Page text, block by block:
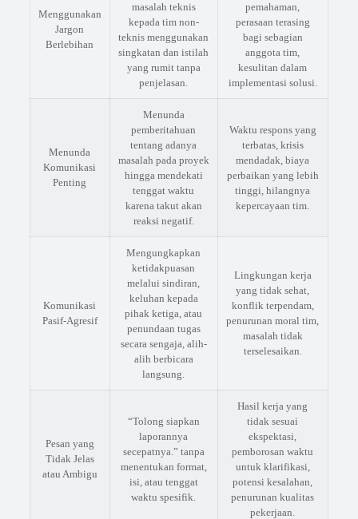
Menggunakan
Jargon
Berlebihan
masalah teknis
kepada tim non-
teknis menggunakan
singkatan dan istilah
yang rumit tanpa
penjelasan.
pemahaman,
perasaan terasing
bagi sebagian
anggota tim,
kesulitan dalam
implementasi solusi.
Menunda
Komunikasi
Penting
Menunda
pemberitahuan
tentang adanya
masalah pada proyek
hingga mendekati
tenggat waktu
karena takut akan
reaksi negatif.
Waktu respons yang
terbatas, krisis
mendadak, biaya
perbaikan yang lebih
tinggi, hilangnya
kepercayaan tim.
Komunikasi
Pasif-Agresif
Mengungkapkan
ketidakpuasan
melalui sindiran,
keluhan kepada
pihak ketiga, atau
penundaan tugas
secara sengaja, alih-
alih berbicara
langsung.
Lingkungan kerja
yang tidak sehat,
konflik terpendam,
penurunan moral tim,
masalah tidak
terselesaikan.
Pesan yang
Tidak Jelas
atau Ambigu
“Tolong siapkan
laporannya
secepatnya.” tanpa
menentukan format,
isi, atau tenggat
waktu spesifik.
Hasil kerja yang
tidak sesuai
ekspektasi,
pemborosan waktu
untuk klarifikasi,
potensi kesalahan,
penurunan kualitas
pekerjaan.